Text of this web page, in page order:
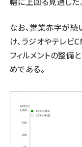
なお、営業赤字が続
け、ラジオやテレビ
フィルメントの整備
めである。